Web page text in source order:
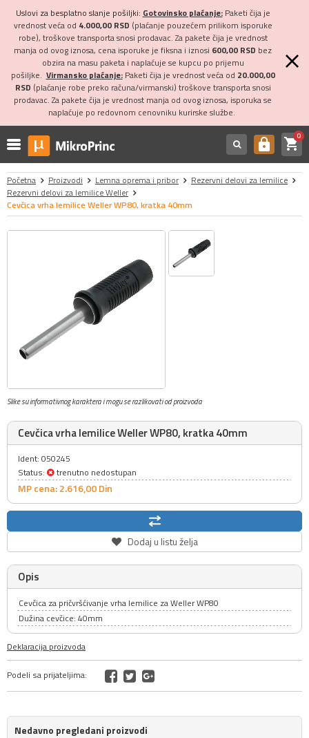
Uslovi za besplatno slanje pošiljki: Gotovinsko plaćanje:Paketi čija je
vrednost veća od 4.000,00 RSD (plaćanje pouzećem prilikom isporuke
robe), troškove transporta snosi prodavac. Za pakete čija je vrednost
manja od ovog iznosa, cena isporuke je fiksna i iznosi 600,00 RSD bez
obzira na masu paketa i naplaćuje se kupcu po prijemu
pošiljke. Virmansko plaćanje:Paketi čija je vrednost veća od 20.000,00
RSD (plaćanje robe preko računa/virmanski) troškove transporta snosi
prodavac. Za pakete čija je vrednost manja od ovog iznosa, isporuka se
naplaćuje po redovnom cenovniku kurirske službe.
https shopping_cart0
Početna Proizvodi Lemna oprema i pribor
Rezervni delovi za lemilice
Rezervni delovi za lemilice Weller
Cevčica vrha lemilice Weller WP80, kratka 40mm
Slike su informativnog karaktera i mogu se razlikovati od proizvoda
Cevčica vrha lemilice Weller WP80, kratka 40mm
Ident: 050245
Status:
trenutno nedostupan
MP cena: 2.616,00Din
Dodaj u listu želja
Opis
Cevčica za pričvršćivanje vrha lemilice za Weller WP80
Dužina cevčice: 40mm
Deklaracija proizvoda
Podeli sa prijateljima:
Nedavno pregledani proizvodi